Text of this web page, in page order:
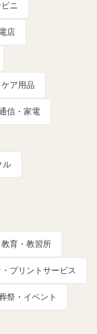
ニ
店
ア用品
信・家電
ル
育・教習所
プリントサービス
祭・イベント